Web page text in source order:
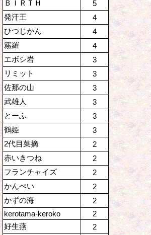
ＢＩＲＴＨ
5
発汗王
4
ひつじかん
4
霧羅
4
エボシ岩
3
リミット
3
佐那の山
3
武雄人
3
とーふ
3
鶴姫
3
2代目菜摘
2
赤いきつね
2
フランチャイズ
2
かんぺい
2
かずの海
2
kerotama-keroko
2
好生燕
2